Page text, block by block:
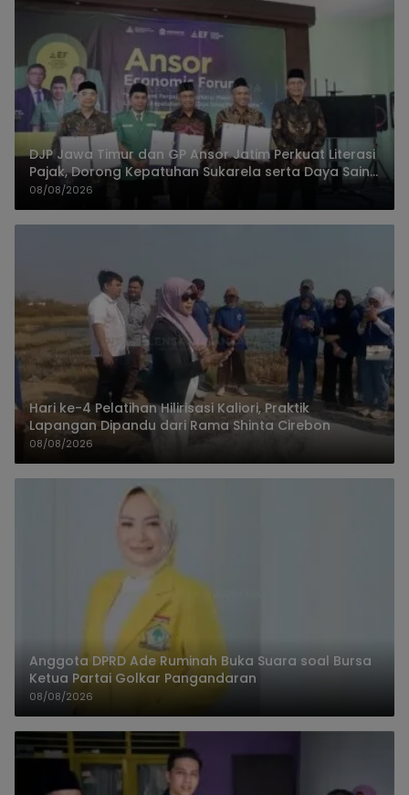
DJP Jawa Timur dan GP Ansor Jatim Perkuat Literasi
Pajak, Dorong Kepatuhan Sukarela serta Daya Saing
UMKM
08/08/2026
Hari ke-4 Pelatihan Hilirisasi Kaliori, Praktik
Lapangan Dipandu dari Rama Shinta Cirebon
08/08/2026
Anggota DPRD Ade Ruminah Buka Suara soal Bursa
Ketua Partai Golkar Pangandaran
08/08/2026